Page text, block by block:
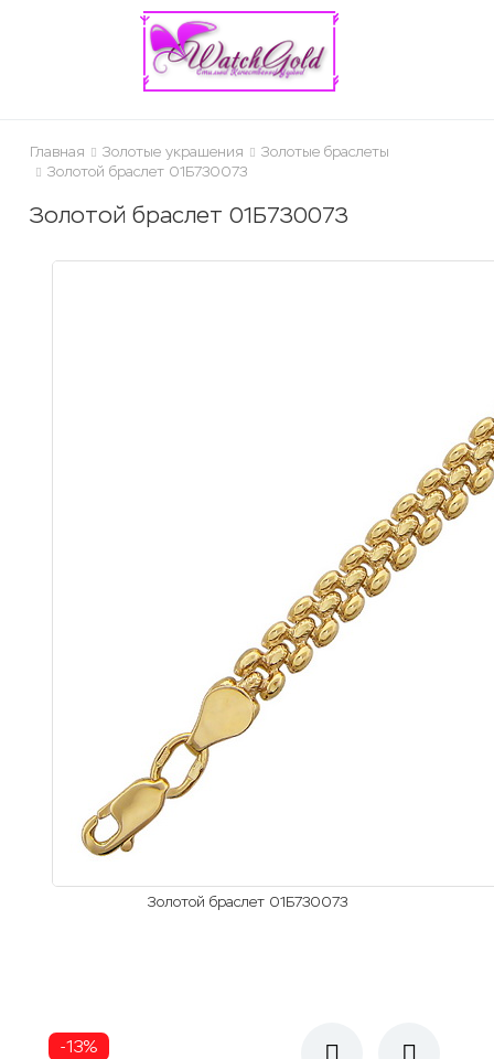
Главная Золотые украшения
Золотые браслеты
Золотой браслет 01Б730073
Золотой браслет 01Б730073
Золотой браслет 01Б730073
-13%